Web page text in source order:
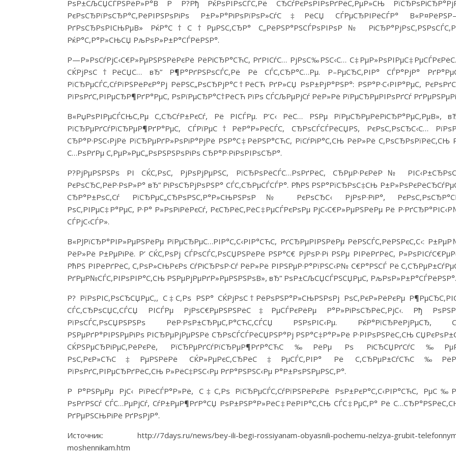
РѕР±СЉСЏСЃРЅРёР»Р°В Р Р?Рђ РќРѕРІРѕСЃС‚Рё СЂСѓРєРѕРІРѕРґРёС‚РµР»СЊ
РєРѕСЂРїРѕСЂР°С‚РёРІРЅРѕРіРѕ Р±Р»Р°РіРѕРїРѕР»СѓС‡РёСЏ СЃРµСЂРІРёСЃР°
РґРѕСЂРѕРІСЊРµВ» РќР°С†С†РµРЅС‚СЂР° С„РёРЅР°РЅСЃРѕРІРѕР№
РќР°С‚Р°Р»СЊСЏ РљРѕР»Р±Р°СЃРёРЅР°.
Р—Р»РѕСѓРјС‹С€Р»РµРЅРЅРёРєРё РёРіСЂР°СЋС‚ РґРІСѓС… РјРѕС‰РЅС‹С…
СЌРјРѕС†РёСЏС… вЂ” Р¶Р°РґРЅРѕСЃС‚Рё Рё СЃС‚СЂР°С…Рµ. Р–РµСЂС‚РІР° СЃР°РјР°
РїСЂРµСЃС‚СѓРїРЅРёРєР°Рј РёРЅС„РѕСЂРјР°С†РёСЋ РґР»СЏ РѕР±РјР°РЅР°: РЅР°Р·С‹РІР°РµС‚
РїРѕРґС‚РІРµСЂР¶РґР°РµС‚ РѕРїРµСЂР°С†РёСЋ РїРѕ СЃСЉРµРјСѓ РёР»Рё РїРµСЂРµРІРѕРґСѓ
В«РџРѕРІРµСЃСЊС‚Рµ С‚СЂСѓР±РєСѓ, Рё РІСЃРµ. Р’С‹ РёС… РЅРµ РїРµСЂРµРёРіСЂР°РµС‚РµВ»,
РїСЂРµРґСѓРїСЂРµР¶РґР°РµС‚ СЃРїРµС†РёР°Р»РёСЃС‚ СЂРѕСЃСЃРёСЏРЅ, РєРѕС‚РѕСЂС‹С…
СЂР°Р·РЅС‹РјРё РїСЂРµРґР»РѕРіР°РјРё РЅР°С‡РёРЅР°СЋС‚ РїСѓРіР°С‚СЊ РёР»Рё С‚РѕСЂРѕРїРёС‚СЊ
С…РѕРґРµ С‚РµР»РµС„РѕРЅРЅРѕРіРѕ СЂР°Р·РіРѕРІРѕСЂР°.
Р?РјРµРЅРЅРѕ РІ СЌС‚РѕС‚ РјРѕРјРµРЅС‚ РїСЂРѕРёСЃС…РѕРґРёС‚ СЂРµР·РєРёР№
РєРѕСЂС‚РёР·РѕР»Р° вЂ” РіРѕСЂРјРѕРЅР° СЃС‚СЂРµСЃСЃР°. РћРЅ РЅР°РїСЂРѕС‡СЊ
СЂР°Р±РѕС‚Сѓ РїСЂРµС„СЂРѕРЅС‚Р°Р»СЊРЅРѕР№ РєРѕСЂС‹ РјРѕР·РіР°,
РѕС‚РІРµС‡Р°РµС‚ Р·Р° Р»РѕРіРёРєСѓ, РєСЂРёС‚РёС‡РµСЃРєРѕРµ РјС‹С€Р»РµРЅРёРµ Рё
СЃРјС‹СЃР».
В«РЈРїСЂР°РІР»РµРЅРёРµ РїРµСЂРµС…РІР°С‚С‹РІР°СЋС‚ РґСЂРµРІРЅРёРµ РёРЅСЃС‚РёРЅРєС‚С‹:
РёР»Рё Р±РµРіРё. Р’ СЌС‚РѕРј СЃРѕСЃС‚РѕСЏРЅРёРё РЅР°С€ РјРѕР·Рі РЅРµ РІРёРґРёС‚
РћРЅ РІРёРґРёС‚ С‚РѕР»СЊРєРѕ СѓРіСЂРѕР·Сѓ РёР»Рё РІРЅРµР·Р°РїРЅС‹Р№ С€Р°РЅСЃ Рё
РґРµР№СЃС‚РІРѕРІР°С‚СЊ РЅРµРјРµРґР»РµРЅРЅРѕВ», вЂ” РѕР±СЉСЏСЃРЅСЏРµС‚ РљРѕР»Р±Р°СЃРёРЅР°.
Р? РїРѕРІС‚РѕСЂСЏРµС‚, С‡С‚Рѕ РЅР° СЌРјРѕС†РёРѕРЅР°Р»СЊРЅРѕРј РѕС‚РєР»РёРєРµ
СЃС‚СЂРѕСЏС‚СЃСЏ РІСЃРµ РјРѕС€РµРЅРЅРёС‡РµСЃРєРёРµ Р°Р»РіРѕСЂРёС‚РјС‹. Рђ
РїРѕСЃС‚РѕСЏРЅРЅРѕ РёР·РѕР±СЂРµС‚Р°СЋС‚СЃСЏ РЅРѕРІС‹Рµ. РќР°РїСЂРёРјРµСЂ,
РЅРµРґР°РІРЅРµРіРѕ РІСЂРµРјРµРЅРё СЂРѕСЃСЃРёСЏРЅР°Рј РЅР°С‡Р°Р»Рё Р·РІРѕРЅРёС‚СЊ
СЌРЅРµСЂРіРµС‚РёРєРё, РїСЂРµРґСѓРїСЂРµР¶РґР°СЋС‰РёРµ Рѕ
РѕС‚РєР»СЋС‡РµРЅРёРё СЌР»РµРєС‚СЂРёС‡РµСЃС‚РІР° Рё
РїРѕРґС‚РІРµСЂРґРёС‚СЊ Р»РёС‡РЅС‹Рµ РґР°РЅРЅС‹Рµ Р°Р±РѕРЅРµРЅС‚Р°.
Р Р°РЅРµРµ РјС‹ РїРёСЃР°Р»Рё, С‡С‚Рѕ РїСЂРµСЃС‚СѓРїРЅРёРєРё РѕР±РєР°С‚С‹РІР°СЋС‚
РѕРґРЅСѓ СЃС…РµРјСѓ, СѓР±РµР¶РґР°СЏ РѕР±РЅР°Р»РёС‡РёРІР°С‚СЊ СЃС‡РµС‚Р° Рё
РґРµРЅСЊРіРё РґРѕРјР°.
Источник: http://7days.ru/news/bey-ili-begi-rossiyanam-obyasnili-pochemu-nelzya-grubit-
moshennikam.htm